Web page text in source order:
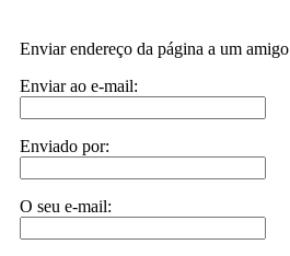
Enviar endereço da página a um amigo
Enviar ao e-mail:
Enviado por:
O seu e-mail: